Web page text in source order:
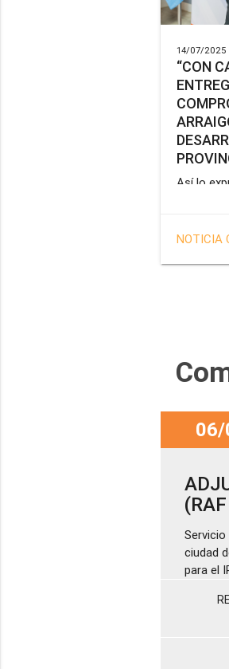
14/07/2025
“CON
Así lo
balance
NOTICIA
Servicio
ciudad
para el